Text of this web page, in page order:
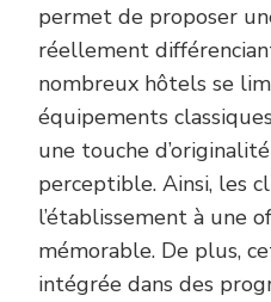
permet de proposer
réellement
nombreux hôtels se
équipements
une touche
perceptible. Ainsi, les
l’établissement à une
mémorable. De plus,
intégrée dans des